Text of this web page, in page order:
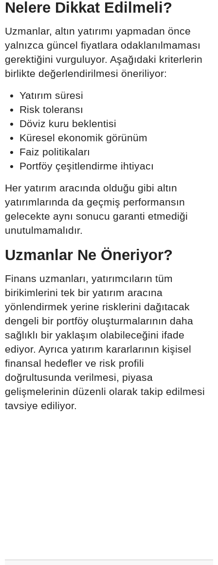
Nelere Dikkat Edilmeli?
Uzmanlar, altın yatırımı yapmadan önce
yalnızca güncel fiyatlara odaklanılmaması
gerektiğini vurguluyor. Aşağıdaki kriterlerin
birlikte değerlendirilmesi öneriliyor:
Yatırım süresi
Risk toleransı
Döviz kuru beklentisi
Küresel ekonomik görünüm
Faiz politikaları
Portföy çeşitlendirme ihtiyacı
Her yatırım aracında olduğu gibi altın
yatırımlarında da geçmiş performansın
gelecekte aynı sonucu garanti etmediği
unutulmamalıdır.
Uzmanlar Ne Öneriyor?
Finans uzmanları, yatırımcıların tüm
birikimlerini tek bir yatırım aracına
yönlendirmek yerine risklerini dağıtacak
dengeli bir portföy oluşturmalarının daha
sağlıklı bir yaklaşım olabileceğini ifade
ediyor. Ayrıca yatırım kararlarının kişisel
finansal hedefler ve risk profili
doğrultusunda verilmesi, piyasa
gelişmelerinin düzenli olarak takip edilmesi
tavsiye ediliyor.